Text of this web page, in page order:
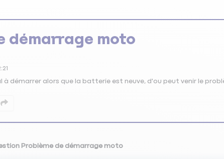
démarrage moto
à démarrer alors que la batterie est neuve, d'ou peut venir le
Problème de démarrage moto